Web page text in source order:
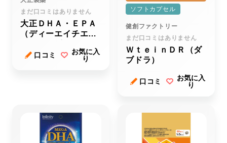
まだ口コミはありません
大正ＤＨＡ・ＥＰＡ
（ディーエイチエ
ｒ
口コミ
お気に入
り
ソフトカプセル
健創ファクトリー
まだ口コミはありません
ＷｔｅｉｎＤＲ（ダ
ブドラ）
口コミ
お気に入
り